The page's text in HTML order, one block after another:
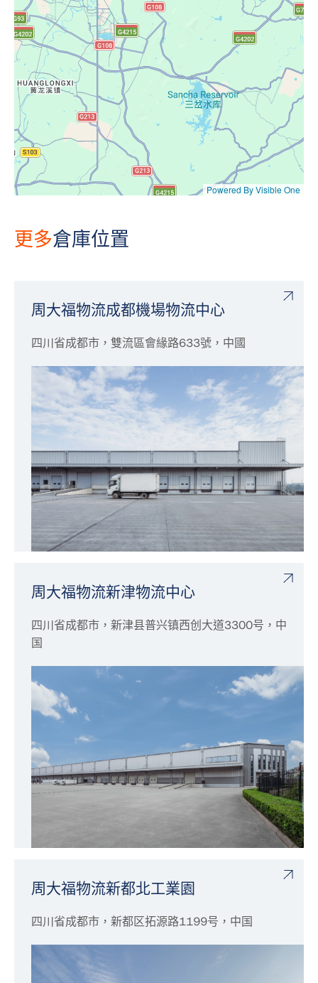
Powered By Visible One
更多倉庫位置
周大福物流成都機場物流中心
四川省成都市，雙流區會緣路633號，中國
周大福物流新津物流中心
四川省成都市，新津县普兴镇西创大道3300号，中
国
周大福物流新都北工業園
四川省成都市，新都区拓源路1199号，中国